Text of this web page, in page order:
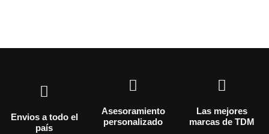
Envios a todo el
país
Asesoramiento
personalizado
Las mejores
marcas de TDM